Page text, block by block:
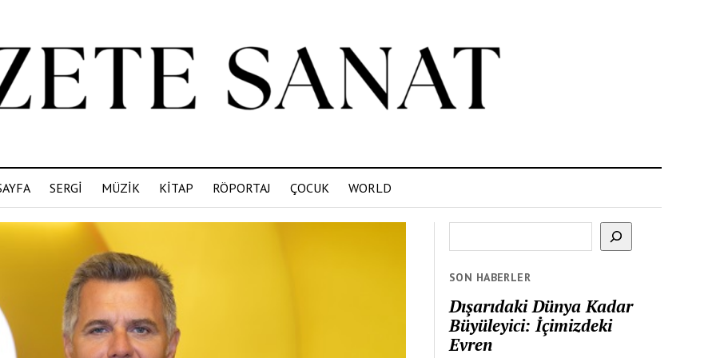
SERGİ MÜZİK KİTAP RÖPORTAJ ÇOCUK WORLD
SON HABERLER
Dışarıdaki Dünya Kadar
Büyüleyici: İçimizdeki
Evren